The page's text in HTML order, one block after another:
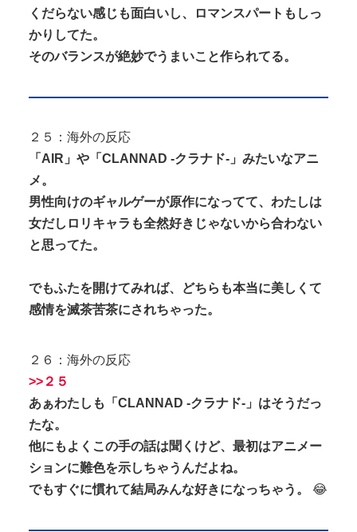
くだらない感じも面白いし、ロマンスパートもしっ
かりしてた。
そのバランスが絶妙でうまいこと作られてる。
２５：海外の反応
「AIR」や「CLANNAD -クラナド-」みたいなアニ
メ。
男性向けのギャルゲーが原作になってて、わたしは
女だしロリキャラも全然好きじゃないから合わない
と思ってた。
でもふたを開けてみれば、どちらも本当に美しくて
感情を滅茶苦茶にされちゃった。
２６：海外の反応
>>２５
あぁわたしも「CLANNAD -クラナド-」はそうだっ
たな。
他にもよくこの手の話は聞くけど、最初はアニメー
ションに難色を示しちゃうんだよね。
でもすぐに慣れて結局みんな好きになっちゃう。
😂